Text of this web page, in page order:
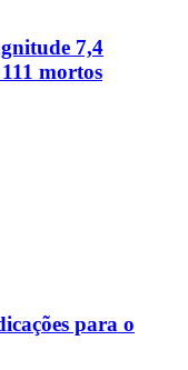
7,4
mortos
para o